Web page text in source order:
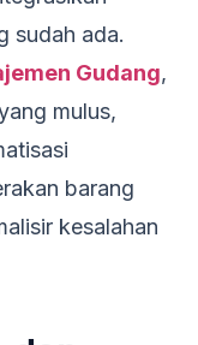
sudah ada.
Gudang,
mulus,
barang
kesalahan